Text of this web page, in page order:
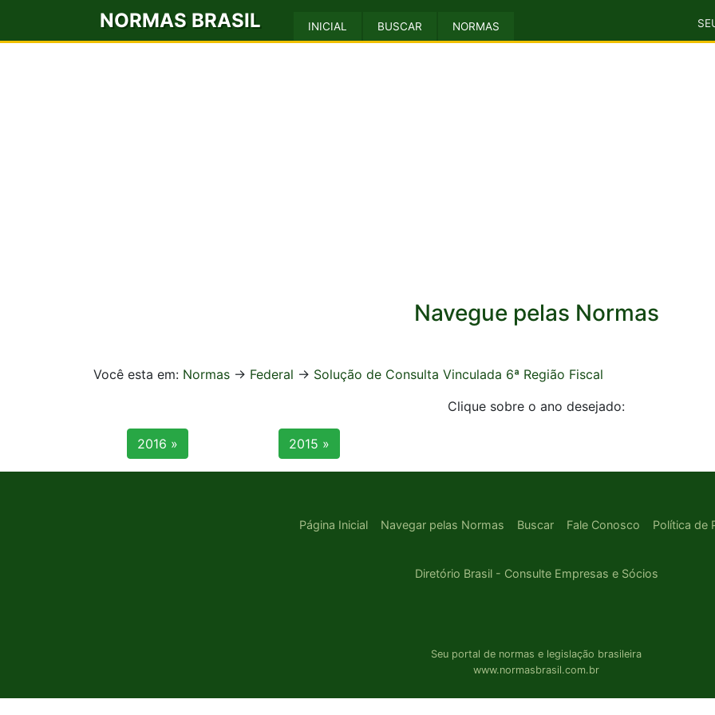
NORMAS BRASIL INICIAL BUSCAR NORMAS
Navegue pelas Normas
Você esta em: Normas -> Federal -> Solução de Consulta Vinculada 6ª Região Fiscal
Clique sobre o ano desejado:
2016 » 2015 »
Página Inicial Navegar pelas Normas Buscar Fale Conosco Política de
Diretório Brasil - Consulte Empresas e Sócios
Seu portal de normas e legislação brasileira
www.normasbrasil.com.br